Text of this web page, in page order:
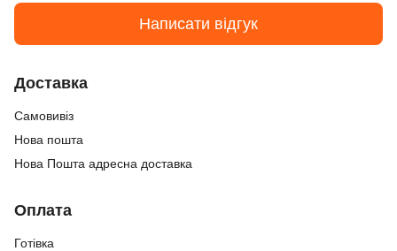
Написати відгук
Доставка
Самовивіз
Нова пошта
Нова Пошта адресна доставка
Оплата
Готівка